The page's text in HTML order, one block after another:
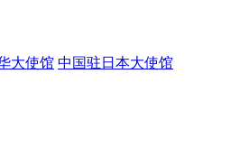
大使馆 中国驻日本大使馆